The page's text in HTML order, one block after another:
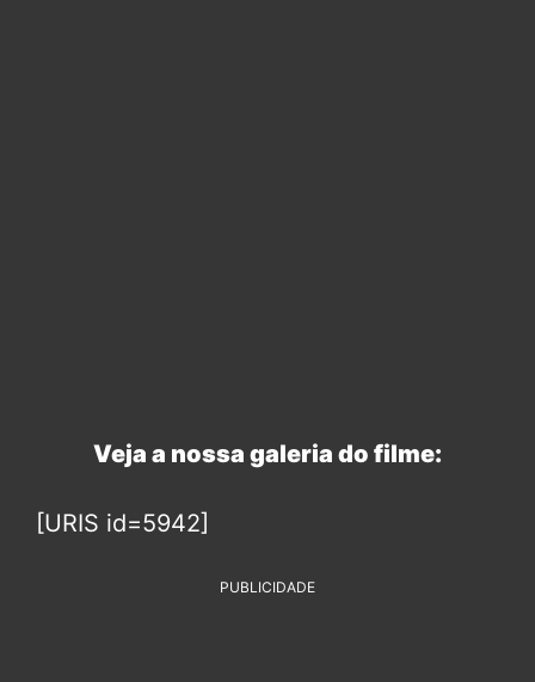
Veja a nossa galeria do filme:
[URIS id=5942]
PUBLICIDADE